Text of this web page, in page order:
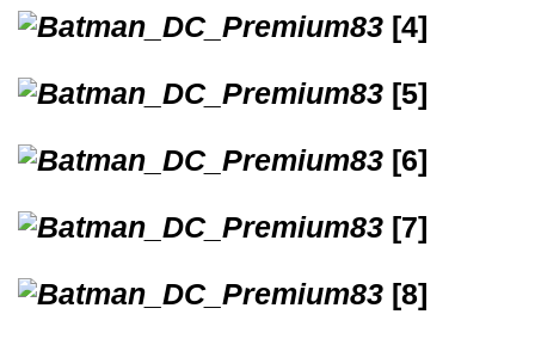
[4]
[5]
[6]
[7]
[8]